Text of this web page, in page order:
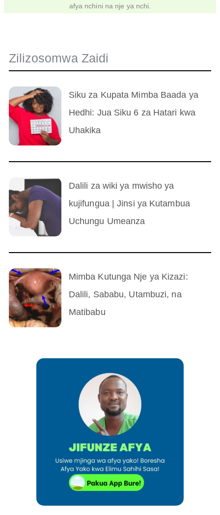
afya nchini na nje ya nchi.
Zilizosomwa Zaidi
Siku za Kupata Mimba Baada ya
Hedhi: Jua Siku 6 za Hatari kwa
Uhakika
Dalili za wiki ya mwisho ya
kujifungua | Jinsi ya Kutambua
Uchungu Umeanza
Mimba Kutunga Nje ya Kizazi:
Dalili, Sababu, Utambuzi, na
Matibabu